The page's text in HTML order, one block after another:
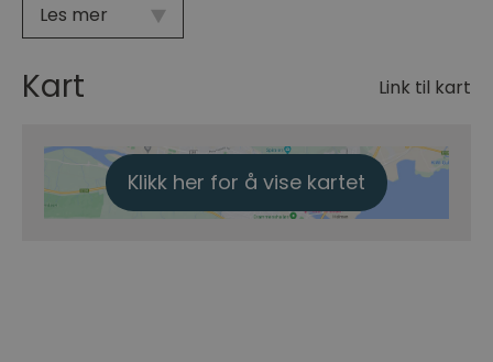
Les mer
Kart Link til kart
Klikk her for å vise kartet